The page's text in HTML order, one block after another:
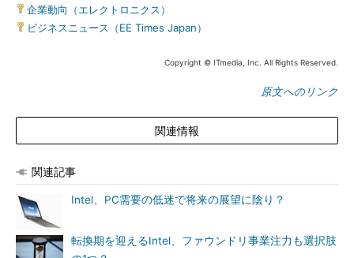
企業動向（エレクトロニクス）
ビジネスニュース（EE Times Japan）
Copyright © ITmedia, Inc. All Rights Reserved.
原文へのリンク
関連情報
関連記事
Intel、PC需要の低迷で将来の展望に陰り？
転換期を迎えるIntel、ファウンドリ事業注力も選択肢